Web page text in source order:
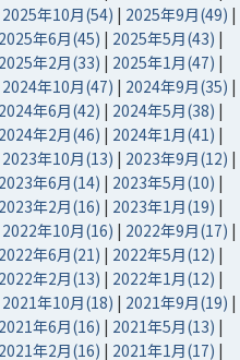
2025年10月(54) | 2025年9月(49) |
2025年6月(45) | 2025年5月(43) |
2025年2月(33) | 2025年1月(47) |
2024年10月(47) | 2024年9月(35) |
2024年6月(42) | 2024年5月(38) |
2024年2月(46) | 2024年1月(41) |
2023年10月(13) | 2023年9月(12) |
2023年6月(14) | 2023年5月(10) |
2023年2月(16) | 2023年1月(19) |
2022年10月(16) | 2022年9月(17) |
2022年6月(21) | 2022年5月(12) |
2022年2月(13) | 2022年1月(12) |
2021年10月(18) | 2021年9月(19) |
2021年6月(16) | 2021年5月(13) |
2021年2月(16) | 2021年1月(17) |